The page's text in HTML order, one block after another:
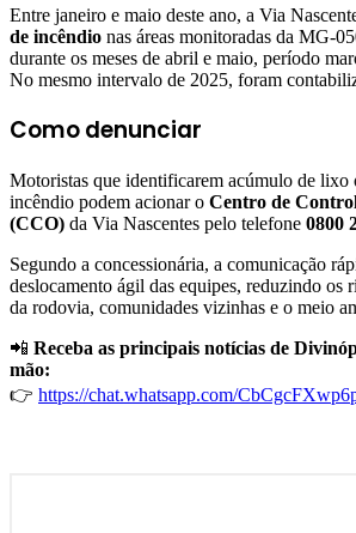
Entre janeiro e maio deste ano, a Via
de incêndio nas áreas monitoradas da MG-
durante os meses de abril e maio, período
No mesmo intervalo de 2025, foram
Como denunciar
Motoristas que identificarem acúmulo de lixo
incêndio podem acionar o Centro de
(CCO) da Via Nascentes pelo telefone 0800
Segundo a concessionária, a comunicação
deslocamento ágil das equipes, reduzindo os
da rodovia, comunidades vizinhas e o meio
📲 Receba as principais notícias de
mão:
👉 https://chat.whatsapp.com/